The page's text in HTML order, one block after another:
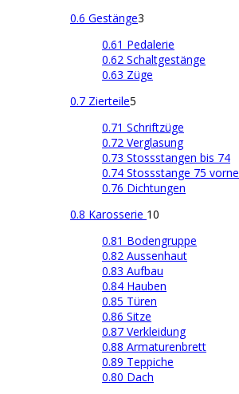
0.6 Gestänge3
0.61 Pedalerie
0.62 Schaltgestänge
0.63 Züge
0.7 Zierteile5
0.71 Schriftzüge
0.72 Verglasung
0.73 Stossstangen bis 74
0.74 Stossstange 75 vorne
0.76 Dichtungen
0.8 Karosserie 10
0.81 Bodengruppe
0.82 Aussenhaut
0.83 Aufbau
0.84 Hauben
0.85 Türen
0.86 Sitze
0.87 Verkleidung
0.88 Armaturenbrett
0.89 Teppiche
0.80 Dach